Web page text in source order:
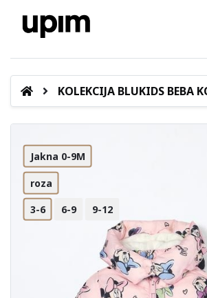
KOLEKCIJA BLUKIDS BEBA
Jakna 0-9M
roza
3-6 6-9 9-12